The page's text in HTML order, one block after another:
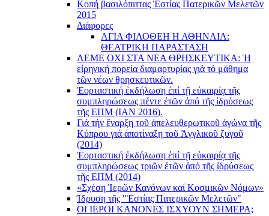
Κοπή βασιλόπιττας Ἑστίας Πατερικῶν Μελετῶν
2015
Διάφορες
ΑΓΙΑ ΦΙΛΟΘΕΗ Η ΑΘΗΝΑΙΑ:
ΘΕΑΤΡΙΚΗ ΠΑΡΑΣΤΑΣΗ
ΛΕΜΕ ΟΧΙ ΣΤΑ ΝΕΑ ΘΡΗΣΚΕΥΤΙΚΑ: Ἡ
εἰρηνική πορεία διαμαρτυρίας γιά τό μάθημα
τῶν νέων θρησκευτικῶν.
Ἑορταστική ἐκδήλωση ἐπί τῇ εὐκαιρίᾳ τῆς
συμπληρώσεως πέντε ἐτῶν ἀπό τῆς ἱδρύσεως
τῆς ΕΠΜ (ΙΑΝ 2016).
Γιά τήν ἔναρξη τοῦ ἀπελευθερωτικοῦ ἀγώνα τῆς
Κύπρου γιά ἀποτίναξη τοῦ Ἀγγλικοῦ ζυγοῦ
(2014)
Ἑορταστική ἐκδήλωση ἐπί τῇ εὐκαιρίᾳ τῆς
συμπληρώσεως τριῶν ἐτῶν ἀπό τῆς ἱδρύσεως
τῆς ΕΠΜ (2014)
«Σχέση Ἱερῶν Κανόνων καί Κοσμικῶν Νόμων»
Ίδρυση τῆς "Ἑστίας Πατερικῶν Μελετῶν"
ΟΙ ΙΕΡΟΙ ΚΑΝΟΝΕΣ ΙΣΧΥΟΥΝ ΣΗΜΕΡΑ;